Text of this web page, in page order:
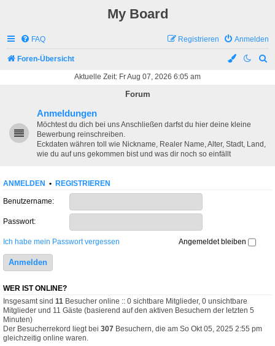
My Board
FAQ Anmelden
Registrieren
Foren-Übersicht
Aktuelle Zeit: Fr Aug 07, 2026 6:05 am
Forum
Anmeldungen
Möchtest du dich bei uns Anschließen darfst du hier deine kleine
Bewerbung reinschreiben.
Eckdaten währen toll wie Nickname, Realer Name, Alter, Stadt, Land,
wie du auf uns gekommen bist und was dir noch so einfällt
ANMELDEN • REGISTRIEREN
Benutzername:
Passwort:
Ich habe mein Passwort vergessen Angemeldet bleiben
WER IST ONLINE?
Insgesamt sind 11 Besucher online :: 0 sichtbare Mitglieder, 0 unsichtbare
Mitglieder und 11 Gäste (basierend auf den aktiven Besuchern der letzten 5
Minuten)
Der Besucherrekord liegt bei 307 Besuchern, die am So Okt 05, 2025 2:55 pm
gleichzeitig online waren.